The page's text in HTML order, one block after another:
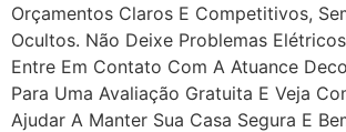
Orçamentos Claros E Competitivos,
Ocultos. Não Deixe Problemas
Entre Em Contato Com A Atuance
Para Uma Avaliação Gratuita E Veja
Ajudar A Manter Sua Casa Segura E